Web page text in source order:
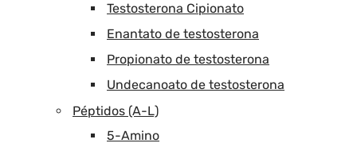
Testosterona Cipionato
Enantato de testosterona
Propionato de testosterona
Undecanoato de testosterona
Péptidos (A-L)
5-Amino